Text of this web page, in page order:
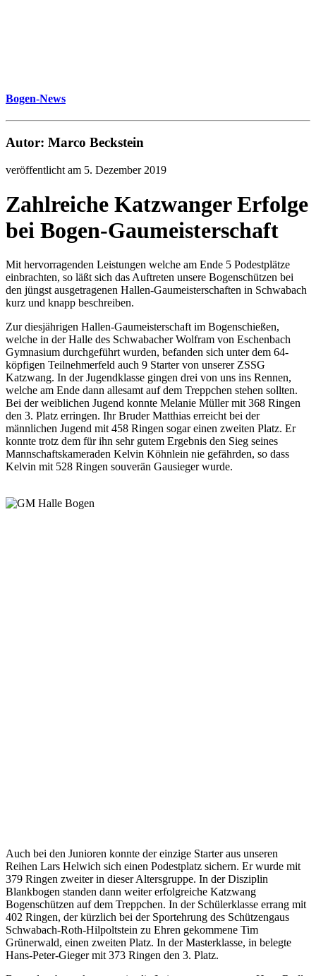
Bogen-News
Autor: Marco Beckstein
veröffentlicht am 5. Dezember 2019
Zahlreiche Katzwanger Erfolge
bei Bogen-Gaumeisterschaft
Mit hervorragenden Leistungen welche am Ende 5 Podestplätze
einbrachten, so läßt sich das Auftreten unsere Bogenschützen bei
den jüngst ausgetragenen Hallen-Gaumeisterschaften in Schwabach
kurz und knapp beschreiben.
Zur diesjährigen Hallen-Gaumeisterschaft im Bogenschießen,
welche in der Halle des Schwabacher Wolfram von Eschenbach
Gymnasium durchgeführt wurden, befanden sich unter dem 64-
köpfigen Teilnehmerfeld auch 9 Starter von unserer ZSSG
Katzwang. In der Jugendklasse gingen drei von uns ins Rennen,
welche am Ende dann allesamt auf dem Treppchen stehen sollten.
Bei der weiblichen Jugend konnte Melanie Müller mit 368 Ringen
den 3. Platz erringen. Ihr Bruder Matthias erreicht bei der
männlichen Jugend mit 458 Ringen sogar einen zweiten Platz. Er
konnte trotz dem für ihn sehr gutem Ergebnis den Sieg seines
Mannschaftskameraden Kelvin Köhnlein nie gefährden, so dass
Kelvin mit 528 Ringen souverän Gausieger wurde.
Auch bei den Junioren konnte der einzige Starter aus unseren
Reihen Lars Helwich sich einen Podestplatz sichern. Er wurde mit
379 Ringen zweiter in dieser Altersgruppe. In der Disziplin
Blankbogen standen dann weiter erfolgreiche Katzwang
Bogenschützen auf dem Treppchen. In der Schülerklasse errang mit
402 Ringen, der kürzlich bei der Sportehrung des Schützengaus
Schwabach-Roth-Hilpoltstein zu Ehren gekommene Tim
Grünerwald, einen zweiten Platz. In der Masterklasse, in belegte
Hans-Peter-Gieger mit 373 Ringen den 3. Platz.